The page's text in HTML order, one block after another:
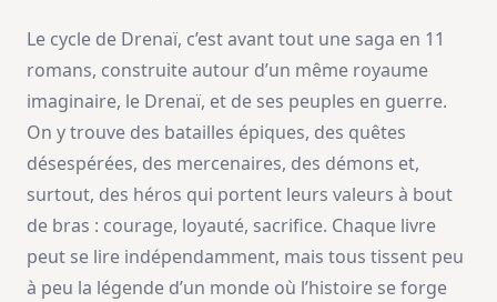
Le cycle de Drenaï, c’est avant tout une saga en 11
romans, construite autour d’un même royaume
imaginaire, le Drenaï, et de ses peuples en guerre.
On y trouve des batailles épiques, des quêtes
désespérées, des mercenaires, des démons et,
surtout, des héros qui portent leurs valeurs à bout
de bras : courage, loyauté, sacrifice. Chaque livre
peut se lire indépendamment, mais tous tissent peu
à peu la légende d’un monde où l’histoire se forge